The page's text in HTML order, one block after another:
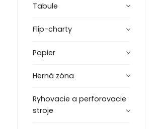
Tabule
Flip-charty
Papier
Herná zóna
Ryhovacie a perforovacie
stroje